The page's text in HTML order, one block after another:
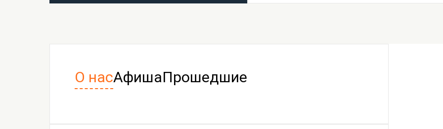
О насАфишаПрошедшие
Проект «Андрей Кузькин. Второй круг»